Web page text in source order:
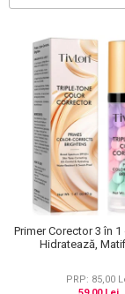
Primer Corector 3 în 1
Hidratează,
PRP: 85,00